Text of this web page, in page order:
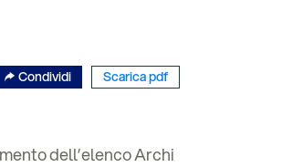
Condividi Scarica pdf
dell’elenco Archi